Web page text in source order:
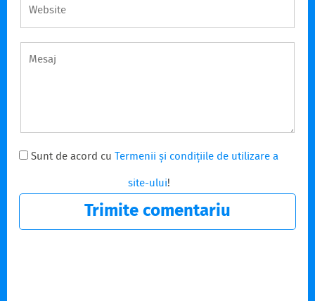
Sunt de acord cuTermenii și condițiile de utilizare a
site-ului!